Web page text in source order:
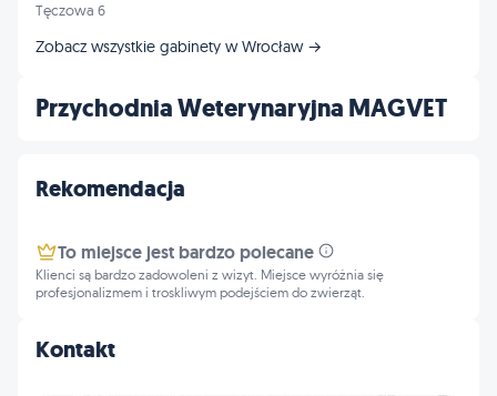
Przychodnia Weterynaryjna MAGVET
Kontakt
Tęczowa 6
Zobacz wszystkie gabinety w Wrocław →
Rekomendacja
To miejsce jest bardzo polecane
Klienci są bardzo zadowoleni z wizyt. Miejsce wyróżnia się
profesjonalizmem i troskliwym podejściem do zwierząt.